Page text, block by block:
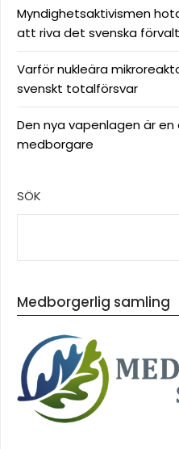
Myndighetsaktivismen
att riva det svenska
Varför nukleära
svenskt totalförsvar
Den nya vapenlagen är
medborgare
SÖK
Medborgerlig samling